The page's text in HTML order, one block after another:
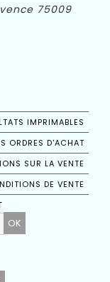
75009
IMPRIMABLES
ORDRES D'ACHAT
SUR LA VENTE
DE VENTE
OK